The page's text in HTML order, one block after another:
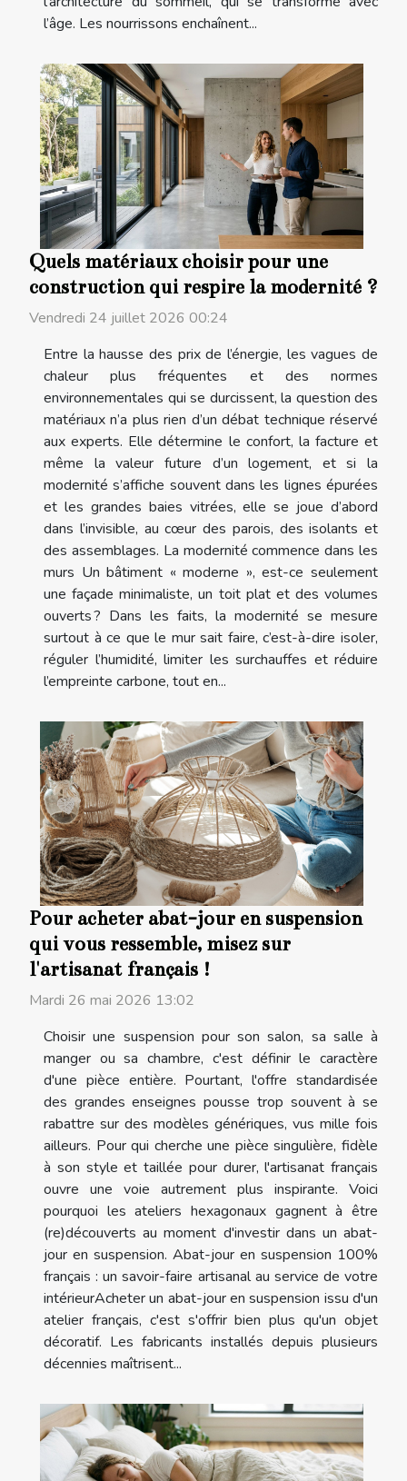
l’âge. Les nourrissons enchaînent...
Quels matériaux choisir pour une
construction qui respire la modernité ?
Vendredi 24 juillet 2026 00:24
Entre la hausse des prix de l’énergie, les vagues de
chaleur plus fréquentes et des normes
environnementales qui se durcissent, la question des
matériaux n’a plus rien d’un débat technique réservé
aux experts. Elle détermine le confort, la facture et
même la valeur future d’un logement, et si la
modernité s’affiche souvent dans les lignes épurées
et les grandes baies vitrées, elle se joue d’abord
dans l’invisible, au cœur des parois, des isolants et
des assemblages. La modernité commence dans les
murs Un bâtiment « moderne », est-ce seulement
une façade minimaliste, un toit plat et des volumes
ouverts ? Dans les faits, la modernité se mesure
surtout à ce que le mur sait faire, c’est-à-dire isoler,
réguler l’humidité, limiter les surchauffes et réduire
l’empreinte carbone, tout en...
Pour acheter abat-jour en suspension
qui vous ressemble, misez sur
l'artisanat français !
Mardi 26 mai 2026 13:02
Choisir une suspension pour son salon, sa salle à
manger ou sa chambre, c'est définir le caractère
d'une pièce entière. Pourtant, l'offre standardisée
des grandes enseignes pousse trop souvent à se
rabattre sur des modèles génériques, vus mille fois
ailleurs. Pour qui cherche une pièce singulière, fidèle
à son style et taillée pour durer, l'artisanat français
ouvre une voie autrement plus inspirante. Voici
pourquoi les ateliers hexagonaux gagnent à être
(re)découverts au moment d'investir dans un abat-
jour en suspension. Abat-jour en suspension 100%
français : un savoir-faire artisanal au service de votre
intérieurAcheter un abat-jour en suspension issu d'un
atelier français, c'est s'offrir bien plus qu'un objet
décoratif. Les fabricants installés depuis plusieurs
décennies maîtrisent...